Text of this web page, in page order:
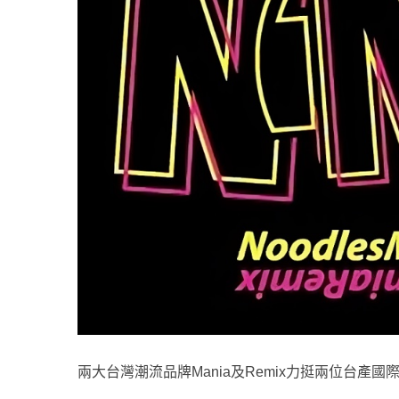
兩大台灣潮流品牌Mania及Remix力挺兩位台產國